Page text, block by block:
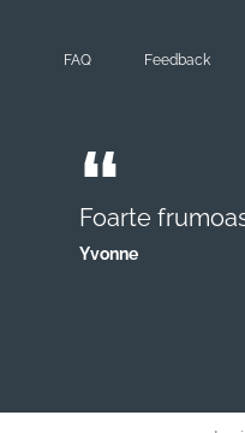
FAQ Feedback
Foarte
Yvonne